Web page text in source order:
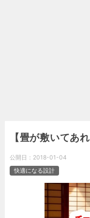
【畳が敷いてあ
公開日： 2018-01-04
快適になる設計